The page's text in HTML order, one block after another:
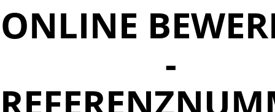
ONLINE
-